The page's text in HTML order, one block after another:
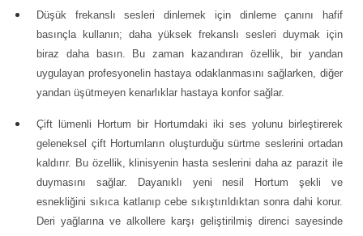
Düşük frekanslı sesleri dinlemek için dinleme çanını hafif
basınçla kullanın; daha yüksek frekanslı sesleri duymak için
biraz daha basın. Bu zaman kazandıran özellik, bir yandan
uygulayan profesyonelin hastaya odaklanmasını sağlarken, diğer
yandan üşütmeyen kenarlıklar hastaya konfor sağlar.
Çift lümenli Hortum bir Hortumdaki iki ses yolunu birleştirerek
geleneksel çift Hortumların oluşturduğu sürtme seslerini ortadan
kaldırır. Bu özellik, klinisyenin hasta seslerini daha az parazit ile
duymasını sağlar. Dayanıklı yeni nesil Hortum şekli ve
esnekliğini sıkıca katlanıp cebe sıkıştırıldıktan sonra dahi korur.
Deri yağlarına ve alkollere karşı geliştirilmiş direnci sayesinde